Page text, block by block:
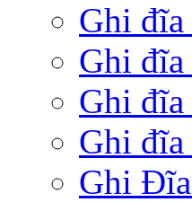
Ghi
Ghi
Ghi
Ghi đĩa
Ghi